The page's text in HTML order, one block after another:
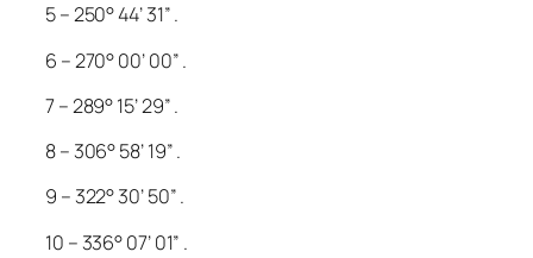
5 – 250° 44’ 31” .
6 – 270° 00’ 00” .
7 – 289° 15’ 29” .
8 – 306° 58’ 19” .
9 – 322° 30’ 50” .
10 – 336° 07’ 01” .